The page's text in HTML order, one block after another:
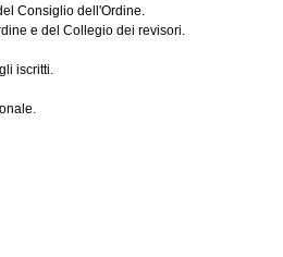
Consiglio dell'Ordine.
e del Collegio dei revisori.
iscritti.